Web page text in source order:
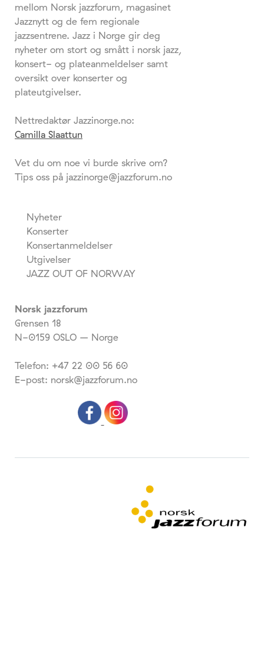
mellom Norsk jazzforum, magasinet
Jazznytt og de fem regionale
jazzsentrene. Jazz i Norge gir deg
nyheter om stort og smått i norsk jazz,
konsert- og plateanmeldelser samt
oversikt over konserter og
plateutgivelser.
Nettredaktør Jazzinorge.no:
Camilla Slaattun
Vet du om noe vi burde skrive om?
Tips oss på jazzinorge@jazzforum.no
Nyheter
Konserter
Konsertanmeldelser
Utgivelser
JAZZ OUT OF NORWAY
Norsk jazzforum
Grensen 18
N-0159 OSLO – Norge
Telefon: +47 22 00 56 60
E-post: norsk@jazzforum.no